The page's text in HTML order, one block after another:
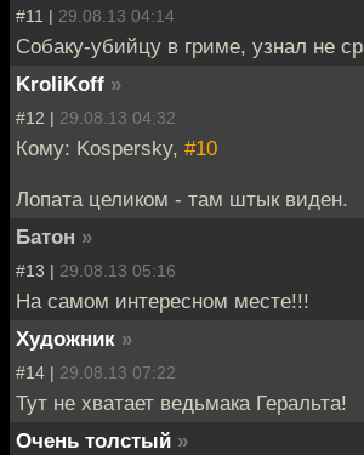
#11 | 29.08.13 04:14
Собаку-убийцу в гриме, узнал не
KroliKoff »
#12 | 29.08.13 04:32
Кому: Kospersky, #10
Лопата целиком - там штык виден.
Батон »
#13 | 29.08.13 05:16
На самом интересном месте!!!
Художник »
#14 | 29.08.13 07:22
Тут не хватает ведьмака Геральта!
Очень толстый »